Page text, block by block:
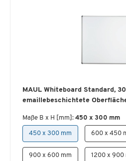
MAUL Whiteboard Standard,
emaillebeschichtete
Maße B x H [mm]: 450 x 300 mm
450 x 300 mm 600 x 450
900 x 600 mm 1200 x 900